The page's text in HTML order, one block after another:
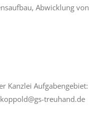
Abwicklung
Kanzlei
treuhand.de